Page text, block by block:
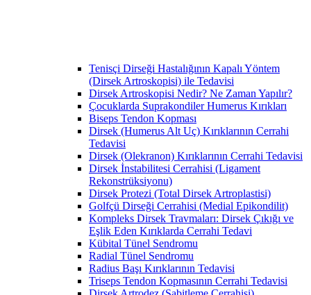
Tenisçi Dirseği Hastalığının Kapalı Yöntem
(Dirsek Artroskopisi) ile Tedavisi
Dirsek Artroskopisi Nedir? Ne Zaman Yapılır?
Çocuklarda Suprakondiler Humerus Kırıkları
Biseps Tendon Kopması
Dirsek (Humerus Alt Uç) Kırıklarının Cerrahi
Tedavisi
Dirsek (Olekranon) Kırıklarının Cerrahi Tedavisi
Dirsek İnstabilitesi Cerrahisi (Ligament
Rekonstrüksiyonu)
Dirsek Protezi (Total Dirsek Artroplastisi)
Golfçü Dirseği Cerrahisi (Medial Epikondilit)
Kompleks Dirsek Travmaları: Dirsek Çıkığı ve
Eşlik Eden Kırıklarda Cerrahi Tedavi
Kübital Tünel Sendromu
Radial Tünel Sendromu
Radius Başı Kırıklarının Tedavisi
Triseps Tendon Kopmasının Cerrahi Tedavisi